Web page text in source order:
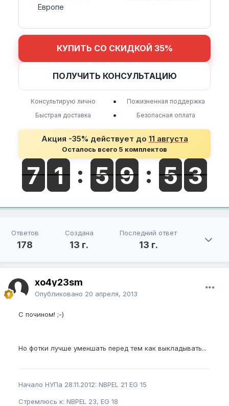
Европе
КУПИТЬ СО СКИДКОЙ 35%
ПОЛУЧИТЬ КОНСУЛЬТАЦИЮ
Консультирую лично •
Пожизненная поддержка
Быстрая доставка
• Безопасная оплата
Акция -35% действует до 11 августа
Осталось всего 5 комплектов
Ответов
178
Создана
13 г.
Последний ответ
13 г.
xo4y23sm
Опубликовано 20 апреля, 2013
С почином! ;-)
Но фотки лучше уменшать перед тем как выкладывать...
Начало НУПа 28.11.2012: NBPEL 21 EG 15
Стремлюсь к: NBPEL 23, EG 18